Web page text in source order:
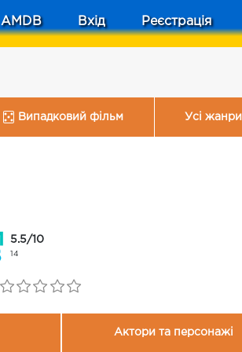
AMDB Вхід Реєстрація
Випадковий фільм Усі жанри
5.5/10
14
Актори та персонажі